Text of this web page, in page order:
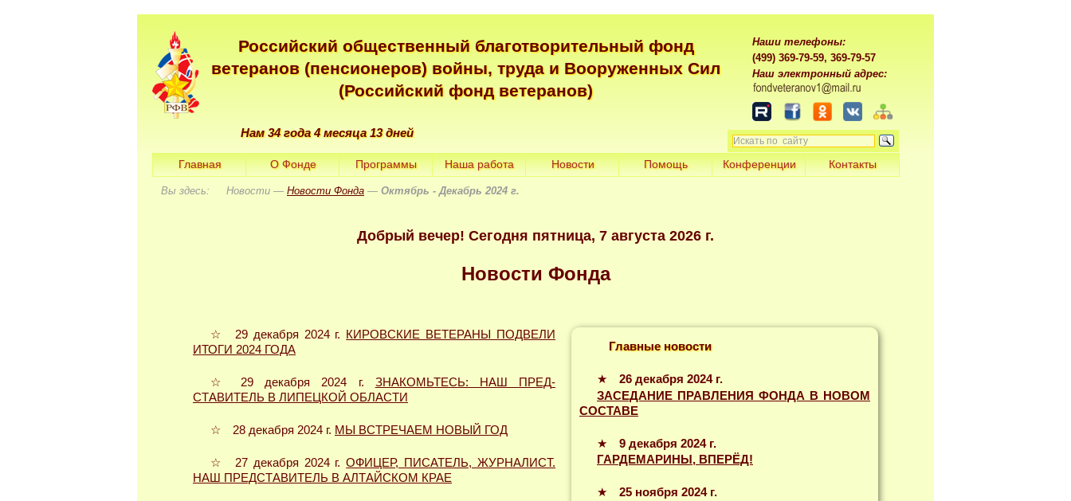
Российский общественный благотворительный фонд
ветеранов (пенсионеров) войны, труда и Вооруженных Сил
(Российский фонд ветеранов)
Наши телефоны:
(499) 369-79-59, 369-79-57
Наш электронный адрес:
Нам 34 года 4 месяца 13 дней
Главная О Фонде Программы Наша работа Новости Помощь Конференции Контакты
Вы здесь: Новости — Новости Фонда — Октябрь - Декабрь 2024 г.
Добрый вечер! Сегодня пятница, 7 августа 2026 г.
Новости Фонда
Главные новости
★ 26 декабря 2024 г.
ЗАСЕДАНИЕ ПРАВЛЕНИЯ ФОНДА В НОВОМ
СОСТАВЕ
★ 9 декабря 2024 г.
ГАРДЕМАРИНЫ, ВПЕРЁД!
★ 25 ноября 2024 г.
☆ 29 декабря 2024 г.
КИРОВСКИЕ ВЕТЕРАНЫ ПОДВЕЛИ
ИТОГИ 2024 ГОДА
☆ 29 декабря 2024 г. ЗНАКОМЬТЕСЬ: НАШ ПРЕД­
СТАВИТЕЛЬ В ЛИПЕЦКОЙ ОБЛАСТИ
☆ 28 декабря 2024 г. МЫ ВСТРЕЧАЕМ НОВЫЙ ГОД
☆ 27 декабря 2024 г.ОФИЦЕР, ПИСАТЕЛЬ, ЖУРНАЛИСТ.
НАШ ПРЕДСТАВИТЕЛЬ В АЛТАЙСКОМ КРАЕ